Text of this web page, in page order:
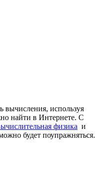
вычисления, используя
найти в Интернете. С
физика и
будет поупражняться.